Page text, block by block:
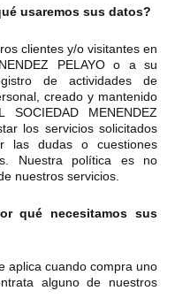
usaremos sus datos?
clientes y/o visitantes en
PELAYO o a su
de actividades de
creado y mantenido
MENENDEZ
los servicios solicitados
las dudas o cuestiones
Nuestra política es no
nuestros servicios.
qué necesitamos sus
aplica cuando compra uno
alguno de nuestros